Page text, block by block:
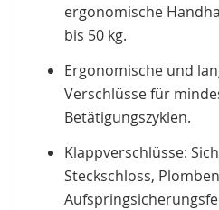
ergonomische
bis 50 kg.
Ergonomische und
Verschlüsse für
Betätigungszyklen.
Klappverschlüsse:
Steckschloss,